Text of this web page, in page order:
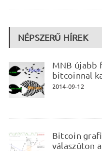
NÉPSZERŰ HÍREK
MNB újabb
bitcoinnal
2014-09-12
Bitcoin
válaszúton